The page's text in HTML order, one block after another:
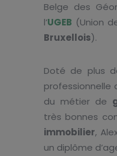
Belge des
l’UGEB (Union
Bruxellois).
Doté de plus
professionnelle
du métier de
très bonnes
immobilier,
un diplôme